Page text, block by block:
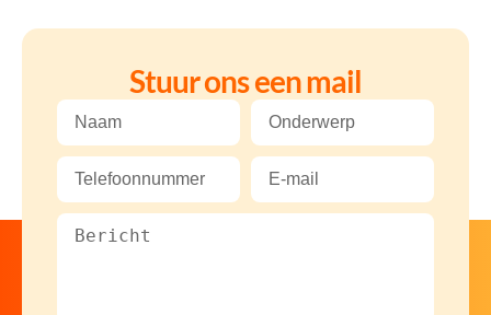
Stuur ons een mail